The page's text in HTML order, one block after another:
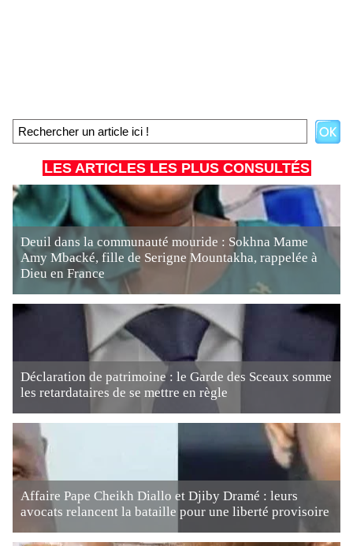
LES ARTICLES LES PLUS CONSULTÉS
Deuil dans la communauté mouride : Sokhna Mame
Amy Mbacké, fille de Serigne Mountakha, rappelée à
Dieu en France
Déclaration de patrimoine : le Garde des Sceaux somme
les retardataires de se mettre en règle
Affaire Pape Cheikh Diallo et Djiby Dramé : leurs
avocats relancent la bataille pour une liberté provisoire